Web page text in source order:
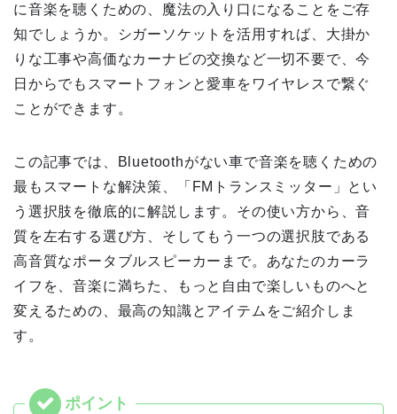
に音楽を聴くための、魔法の入り口になることをご存
知でしょうか。シガーソケットを活用すれば、大掛か
りな工事や高価なカーナビの交換など一切不要で、今
日からでもスマートフォンと愛車をワイヤレスで繋ぐ
ことができます。
この記事では、Bluetoothがない車で音楽を聴くための
最もスマートな解決策、「FMトランスミッター」とい
う選択肢を徹底的に解説します。その使い方から、音
質を左右する選び方、そしてもう一つの選択肢である
高音質なポータブルスピーカーまで。あなたのカーラ
イフを、音楽に満ちた、もっと自由で楽しいものへと
変えるための、最高の知識とアイテムをご紹介しま
す。